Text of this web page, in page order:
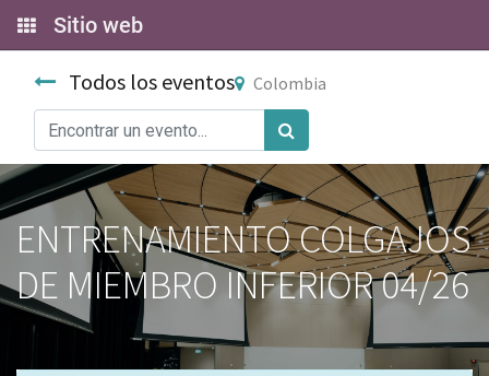
Sitio web
Todos los eventos Colombia
ENTRENAMIENTO COLGAJOS
DE MIEMBRO INFERIOR 04/26